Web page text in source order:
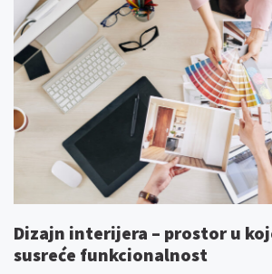
Dizajn interijera – prostor u
susreće funkcionalnost